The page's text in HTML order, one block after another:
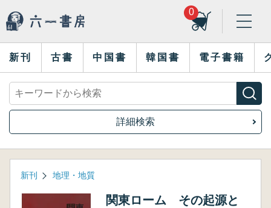
0
新刊 古書 中国書 韓国書 電子書籍
詳細検索
新刊 地理・地質
関東ローム その起源と